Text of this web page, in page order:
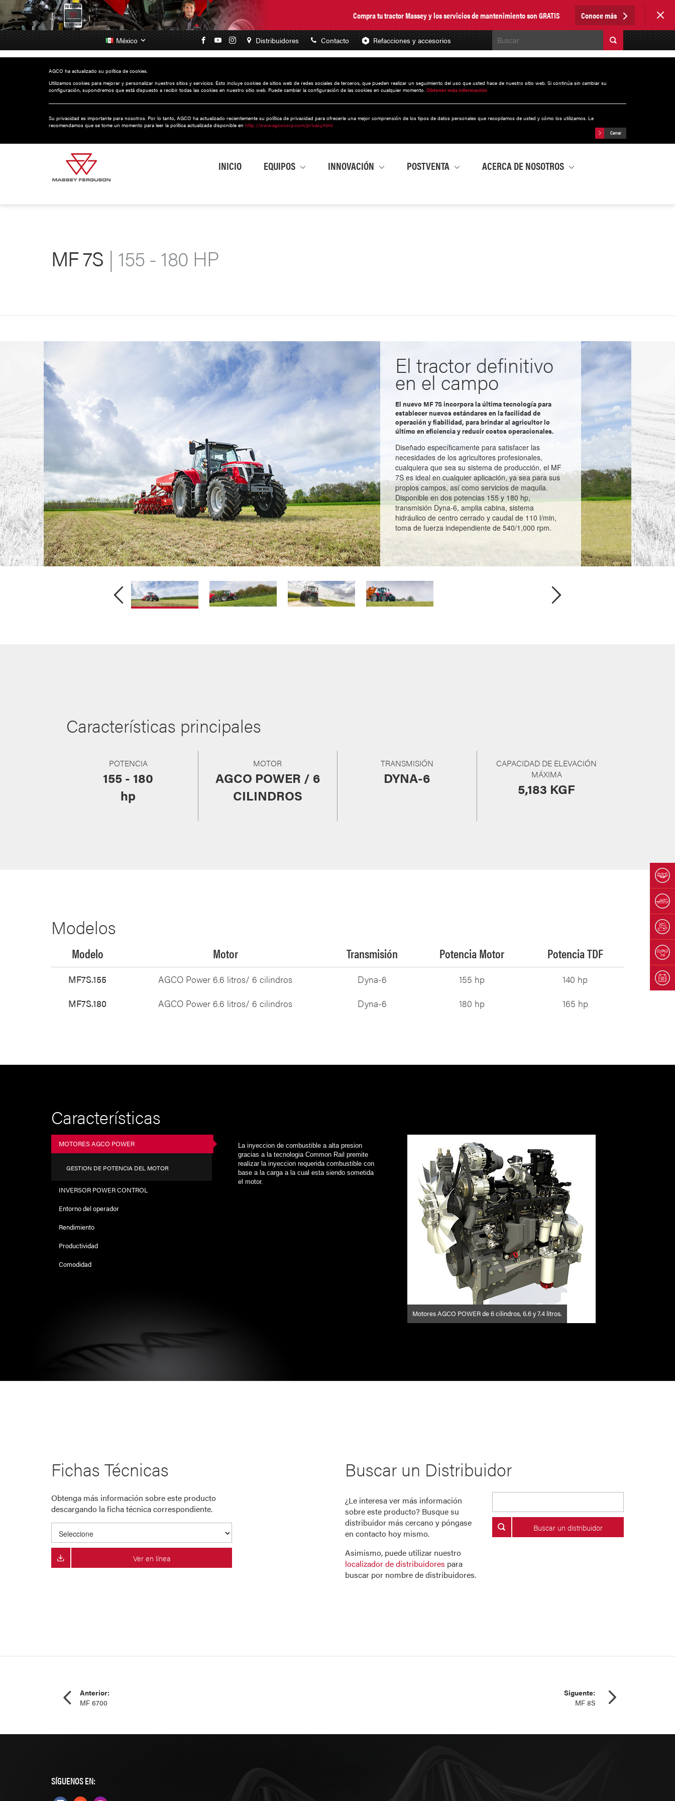
Compra tu tractor Massey y los servicios de mantenimiento son GRATIS Conoce más
México Distribuidores Contacto Refacciones y accesorios
AGCO ha actualizado su política de cookies.
Utilizamos cookies para mejorar y personalizar nuestros sitios y servicios. Esto incluye cookies de sitios web de redes sociales de terceros, que pueden realizar un seguimiento del uso que usted hace de nuestro sitio web. Si continúa sin cambiar su
configuración, supondremos que está dispuesto a recibir todas las cookies en nuestro sitio web. Puede cambiar la configuración de las cookies en cualquier momento. Obtener más información
Su privacidad es importante para nosotros. Por lo tanto, AGCO ha actualizado recientemente su política de privacidad para ofrecerle una mejor comprensión de los tipos de datos personales que recopilamos de usted y cómo los utilizamos. Le
recomendamos que se tome un momento para leer la política actualizada disponible en http://www.agcocorp.com/privacy.html
Cerrar
INICIO EQUIPOS INNOVACIÓN POSTVENTA ACERCA DE NOSOTROS
MF 7S | 155 - 180 HP
El tractor definitivo
en el campo
El nuevo MF 7S incorpora la última tecnología para
establecer nuevos estándares en la facilidad de
operación y fiabilidad, para brindar al agricultor lo
último en eficiencia y reducir costos operacionales.
Diseñado específicamente para satisfacer las
necesidades de los agricultores profesionales,
cualquiera que sea su sistema de producción, el MF
7S es ideal en cualquier aplicación, ya sea para sus
propios campos, así como servicios de maquila.
Disponible en dos potencias 155 y 180 hp,
transmisión Dyna-6, amplia cabina, sistema
hidráulico de centro cerrado y caudal de 110 l/min,
toma de fuerza independiente de 540/1,000 rpm.
Características principales
POTENCIA
155 - 180
hp
MOTOR
AGCO POWER / 6
CILINDROS
TRANSMISIÓN
DYNA-6
CAPACIDAD DE ELEVACIÓN
MÁXIMA
5,183 KGF
Modelos
Modelo Motor Transmisión Potencia Motor Potencia TDF
MF7S.155 AGCO Power 6.6 litros/ 6 cilindros Dyna-6 155 hp
140 hp
MF7S.180
AGCO Power 6.6 litros/ 6 cilindros Dyna-6 180 hp 165 hp
Características
MOTORES AGCO POWER
GESTION DE POTENCIA DEL MOTOR
INVERSOR POWER CONTROL
Entorno del operador
Rendimiento
Productividad
Comodidad
La inyeccion de combustible a alta presion
gracias a la tecnologia Common Rail premite
realizar la inyeccion requerida combustible con
base a la carga a la cual esta siendo sometida
el motor.
Motores AGCO POWER de 6 cilindros, 6.6 y 7.4 litros.
Fichas Técnicas
Obtenga más información sobre este producto
descargando la ficha técnica correspondiente.
Ver en línea
Buscar un Distribuidor
¿Le interesa ver más información
sobre este producto? Busque su
distribuidor más cercano y póngase
en contacto hoy mismo.
Asimismo, puede utilizar nuestro
localizador de distribuidores para
buscar por nombre de distribuidores.
Buscar un distribuidor
Anterior:
MF 6700
Siguente:
MF 8S
SÍGUENOS EN: